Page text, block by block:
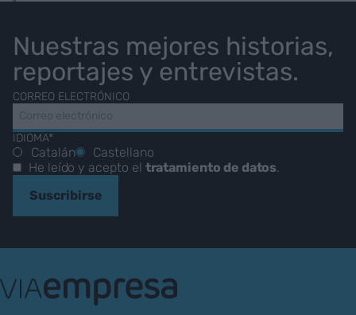
Nuestras mejores historias,
reportajes y entrevistas.
CORREO ELECTRÓNICO
IDIOMA*
Catalán
Castellano
He leído y acepto el tratamiento de datos
Suscribirse